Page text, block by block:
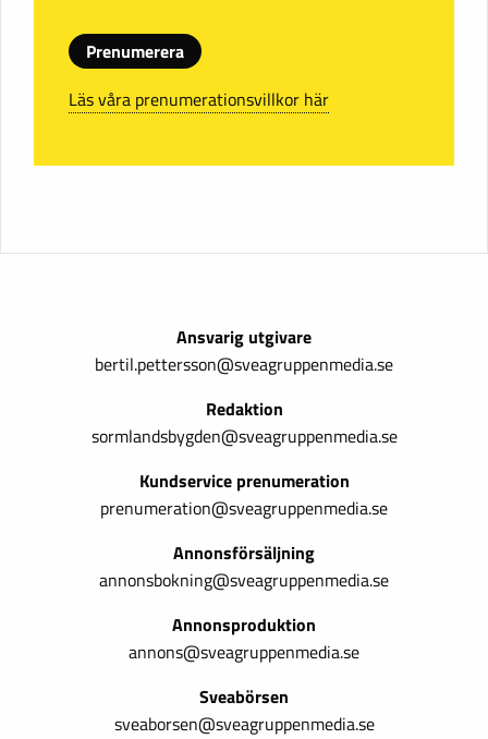
Prenumerera
Läs våra prenumerationsvillkor här
Ansvarig utgivare
bertil.pettersson@sveagruppenmedia.se
Redaktion
sormlandsbygden@sveagruppenmedia.se
Kundservice prenumeration
prenumeration@sveagruppenmedia.se
Annonsförsäljning
annonsbokning@sveagruppenmedia.se
Annonsproduktion
annons@sveagruppenmedia.se
Sveabörsen
sveaborsen@sveagruppenmedia.se